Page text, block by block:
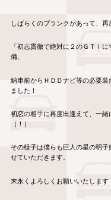
しばらくのブランクがあって、再
「初志貫徹で絶対に２のＧＴＩ
備、
納車前からＨＤＤナビ等の必要
ました！
初恋の相手に再度出逢えて、一
（！）
その様子は僕らも巨人の星の明
せていただきます。
末永くよろしくお願いいたします